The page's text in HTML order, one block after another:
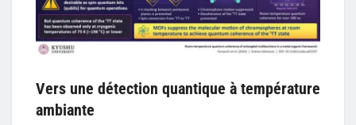
Vers une détection quantique à température
ambiante